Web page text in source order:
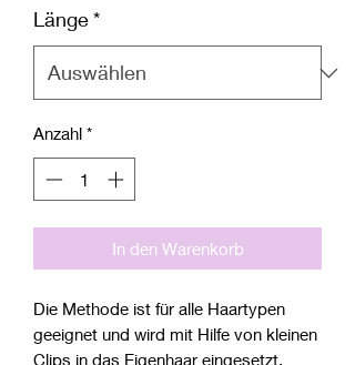
Länge*
Anzahl *
In den Warenkorb
Die Methode ist für alle Haartypen
geeignet und wird mit Hilfe von kleinen
Clips in das Eigenhaar eingesetzt.